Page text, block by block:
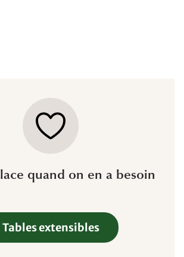
quand on en a besoin
Tables extensibles